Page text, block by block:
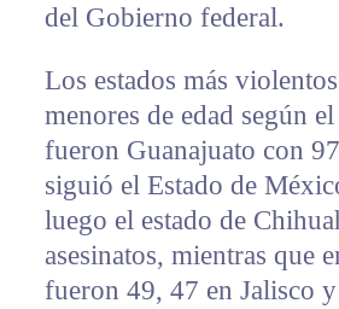
del Gobierno federal.
Los estados más
menores de edad según
fueron Guanajuato con
siguió el Estado de
luego el estado de
asesinatos, mientras que
fueron 49, 47 en Jalisco